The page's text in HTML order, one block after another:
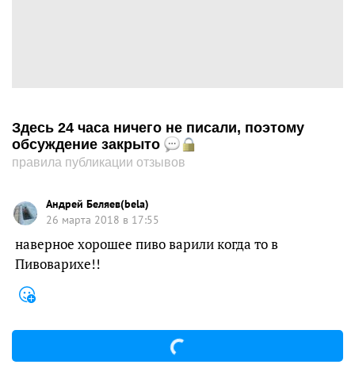
Здесь 24 часа ничего не писали, поэтому
обсуждение закрыто
правила публикации отзывов
Андрей Беляев(bela)
26 марта 2018 в 17:55
наверное хорошее пиво варили когда то в
Пивоварихе!!